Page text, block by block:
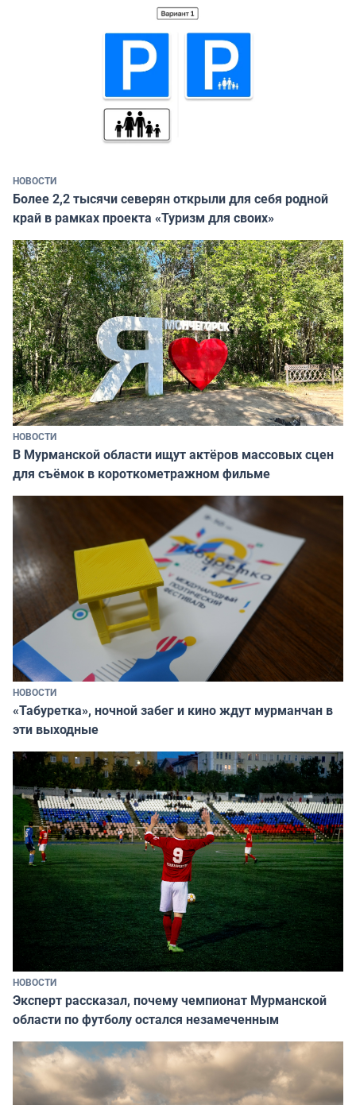
НОВОСТИ
Более 2,2 тысячи северян открыли для себя родной
край в рамках проекта «Туризм для своих»
НОВОСТИ
В Мурманской области ищут актёров массовых сцен
для съёмок в короткометражном фильме
НОВОСТИ
«Табуретка», ночной забег и кино ждут мурманчан в
эти выходные
НОВОСТИ
Эксперт рассказал, почему чемпионат Мурманской
области по футболу остался незамеченным